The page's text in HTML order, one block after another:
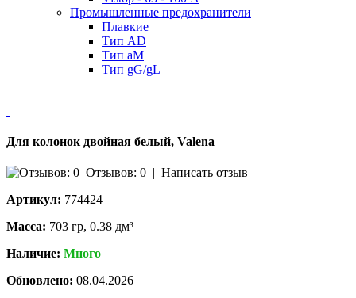
Промышленные предохранители
Плавкие
Тип AD
Тип aM
Тип gG/gL
Для колонок двойная белый, Valena
Отзывов: 0
Написать отзыв
Артикул: 774424
Масса: 703 гр, 0.38 дм³
Наличие: Много
Обновлено: 08.04.2026